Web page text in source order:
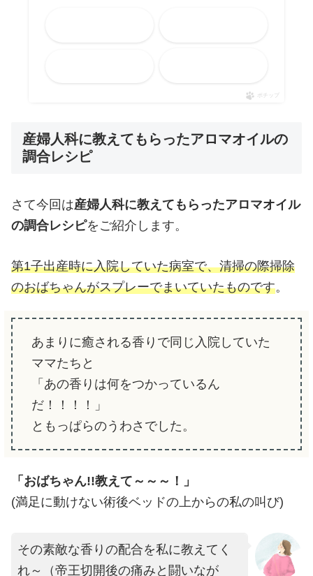
ポチップ
産婦人科に教えてもらったアロマオイルの
調合レシピ
さて今回は産婦人科に教えてもらったアロマオイル
の調合レシピをご紹介します。
第1子出産時に入院していた病室で、清掃の際掃除
のおばちゃんがスプレーでまいていたものです。
あまりに癒される香りで同じ入院していた
ママたちと
「あの香りは何をつかっているん
だ！！！！」
ともっぱらのうわさでした。
「おばちゃん!!教えて～～～！」
(満足に動けない術後ベッドの上からの私の叫び)
その素敵な香りの配合を私に教えてく
れ～（帝王切開後の痛みと闘いなが